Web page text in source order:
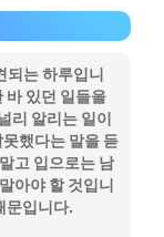
되는 하루입니
바 있던 일들을
리 알리는 일이
했다는 말을 듣
고 입으로는 남
아야 할 것입니
문입니다.